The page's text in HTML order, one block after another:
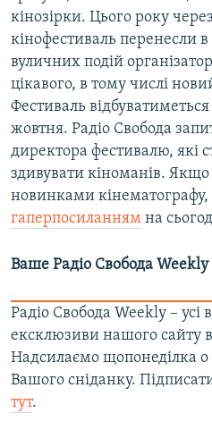
кінозірки. Цього року
кінофестиваль перенесли
вуличних подій
цікавого, в тому числі
Фестиваль
жовтня. Радіо Свобода
директора фестивалю, які
здивувати кіноманів.
новинками кінематографу,
гаперпосиланням на
Ваше Радіо Свобода Weekly
Радіо Свобода Weekly – усі
ексклюзиви нашого сайту
Надсилаємо щопонеділка
Вашого сніданку.
тут.